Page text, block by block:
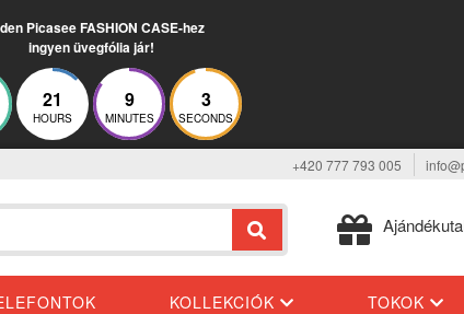
Picasee FASHION CASE-hez
ingyen üvegfólia jár!
21
HOURS
9
MINUTES
2
SECONDS
+420 777 793 005
KOLLEKCIÓK TOKOK